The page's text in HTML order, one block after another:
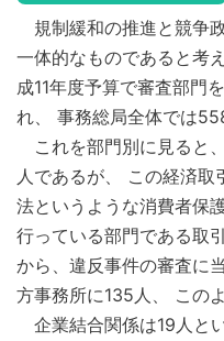
規制緩和の推進と競争
一体的なものであると考
成11年度予算で審査部門
れ、 事務総局全体では
これを部門別に見ると
人であるが、 この経済
法というような消費者保
行っている部門である取
から、違反事件の審査に
方事務所に135人、 この
企業結合関係は19人と